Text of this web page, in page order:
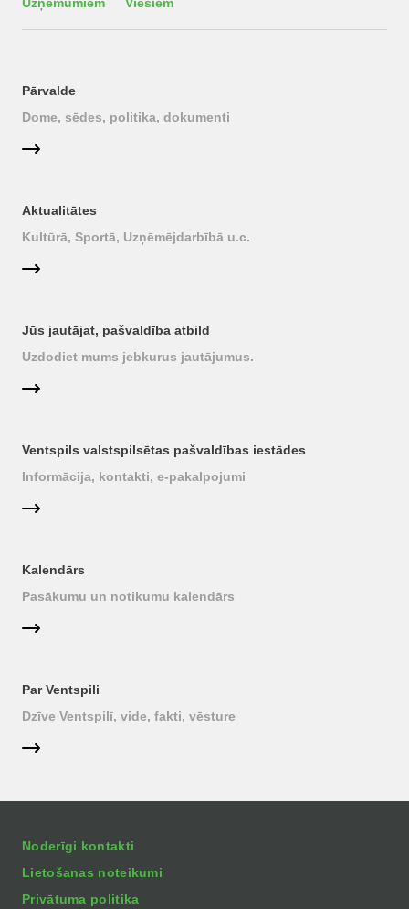
Pārvalde
Dome, sēdes, politika, dokumenti
Aktualitātes
Kultūrā, Sportā, Uzņēmējdarbībā u.c.
Jūs jautājat, pašvaldība atbild
Uzdodiet mums jebkurus jautājumus.
Ventspils valstspilsētas pašvaldības iestādes
Informācija, kontakti, e-pakalpojumi
Kalendārs
Pasākumu un notikumu kalendārs
Par Ventspili
Dzīve Ventspilī, vide, fakti, vēsture
Noderīgi kontakti
Lietošanas noteikumi
Privātuma politika